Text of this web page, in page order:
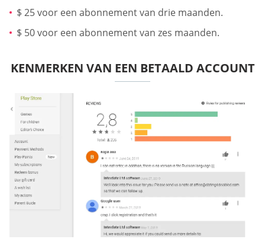
$ 25 voor een abonnement van drie maanden.
$ 50 voor een abonnement van zes maanden.
KENMERKEN VAN EEN BETAALD ACCOUNT